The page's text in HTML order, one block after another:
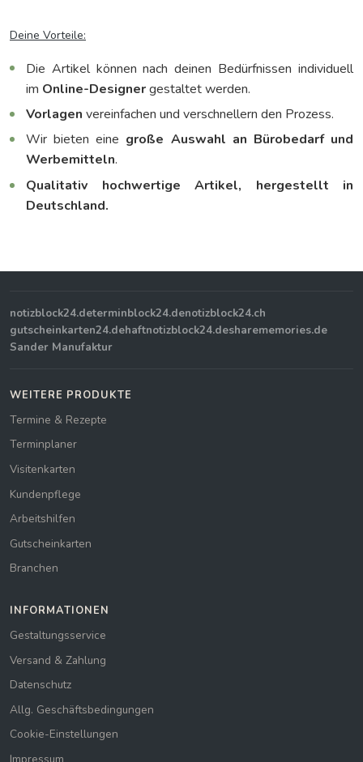
Deine Vorteile:
Die Artikel können nach deinen Bedürfnissen individuell
im Online-Designergestaltet werden.
Vorlagen vereinfachen und verschnellern den Prozess.
Wir bieten eine große Auswahl an Bürobedarf und
Werbemitteln.
Qualitativ hochwertige Artikel, hergestellt in
Deutschland.
notizblock24.determinblock24.denotizblock24.ch
gutscheinkarten24.dehaftnotizblock24.desharememories.de
Sander Manufaktur
WEITERE PRODUKTE
Termine & Rezepte
Terminplaner
Visitenkarten
Kundenpflege
Arbeitshilfen
Gutscheinkarten
Branchen
INFORMATIONEN
Gestaltungsservice
Versand & Zahlung
Datenschutz
Allg. Geschäftsbedingungen
Cookie-Einstellungen